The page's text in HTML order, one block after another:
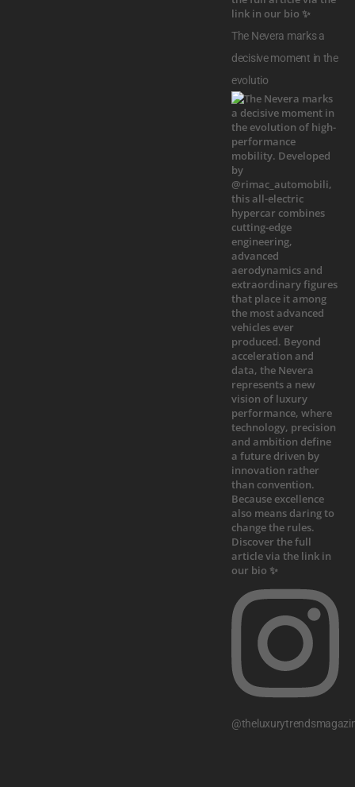
The Nevera marks a
decisive moment in the
evolutio